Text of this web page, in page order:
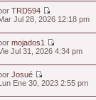
TRD594
Jul 28, 2026 12:18 pm
mojados1
Jul 31, 2026 4:34 pm
Josué
Ene 30, 2023 2:55 pm